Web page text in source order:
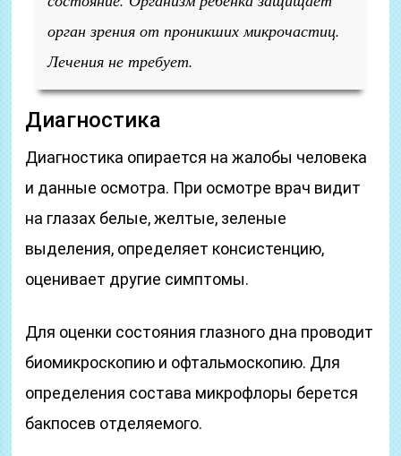
орган зрения от проникших микрочастиц.
Лечения не требует.
Диагностика
Диагностика опирается на жалобы человека
и данные осмотра. При осмотре врач видит
на глазах белые, желтые, зеленые
выделения, определяет консистенцию,
оценивает другие симптомы.
Для оценки состояния глазного дна проводит
биомикроскопию и офтальмоскопию. Для
определения состава микрофлоры берется
бакпосев отделяемого.